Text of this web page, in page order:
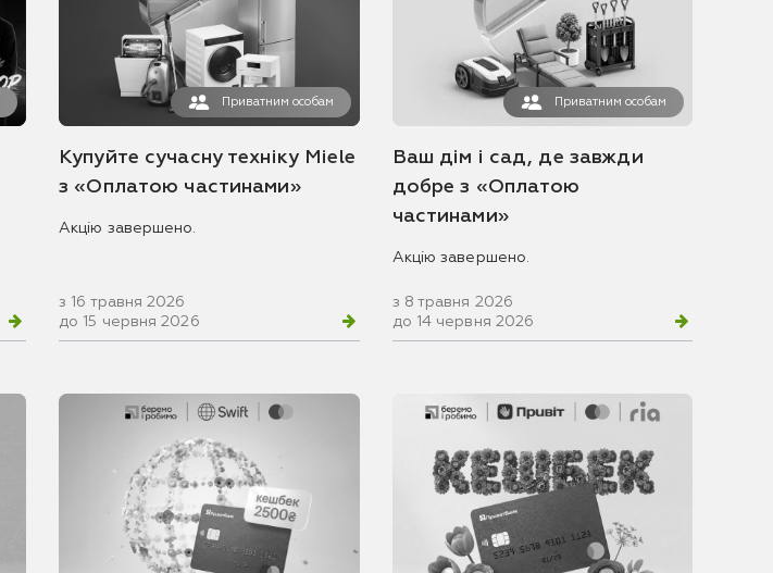
Приватним особам
Купуйте сучасну техніку Miele
з «Оплатою частинами»
Акцію завершено.
з 16 травня 2026
до 15 червня 2026
Приватним особам
Ваш дім і сад, де завжди
добре з «Оплатою
частинами»
Акцію завершено.
з 8 травня 2026
до 14 червня 2026